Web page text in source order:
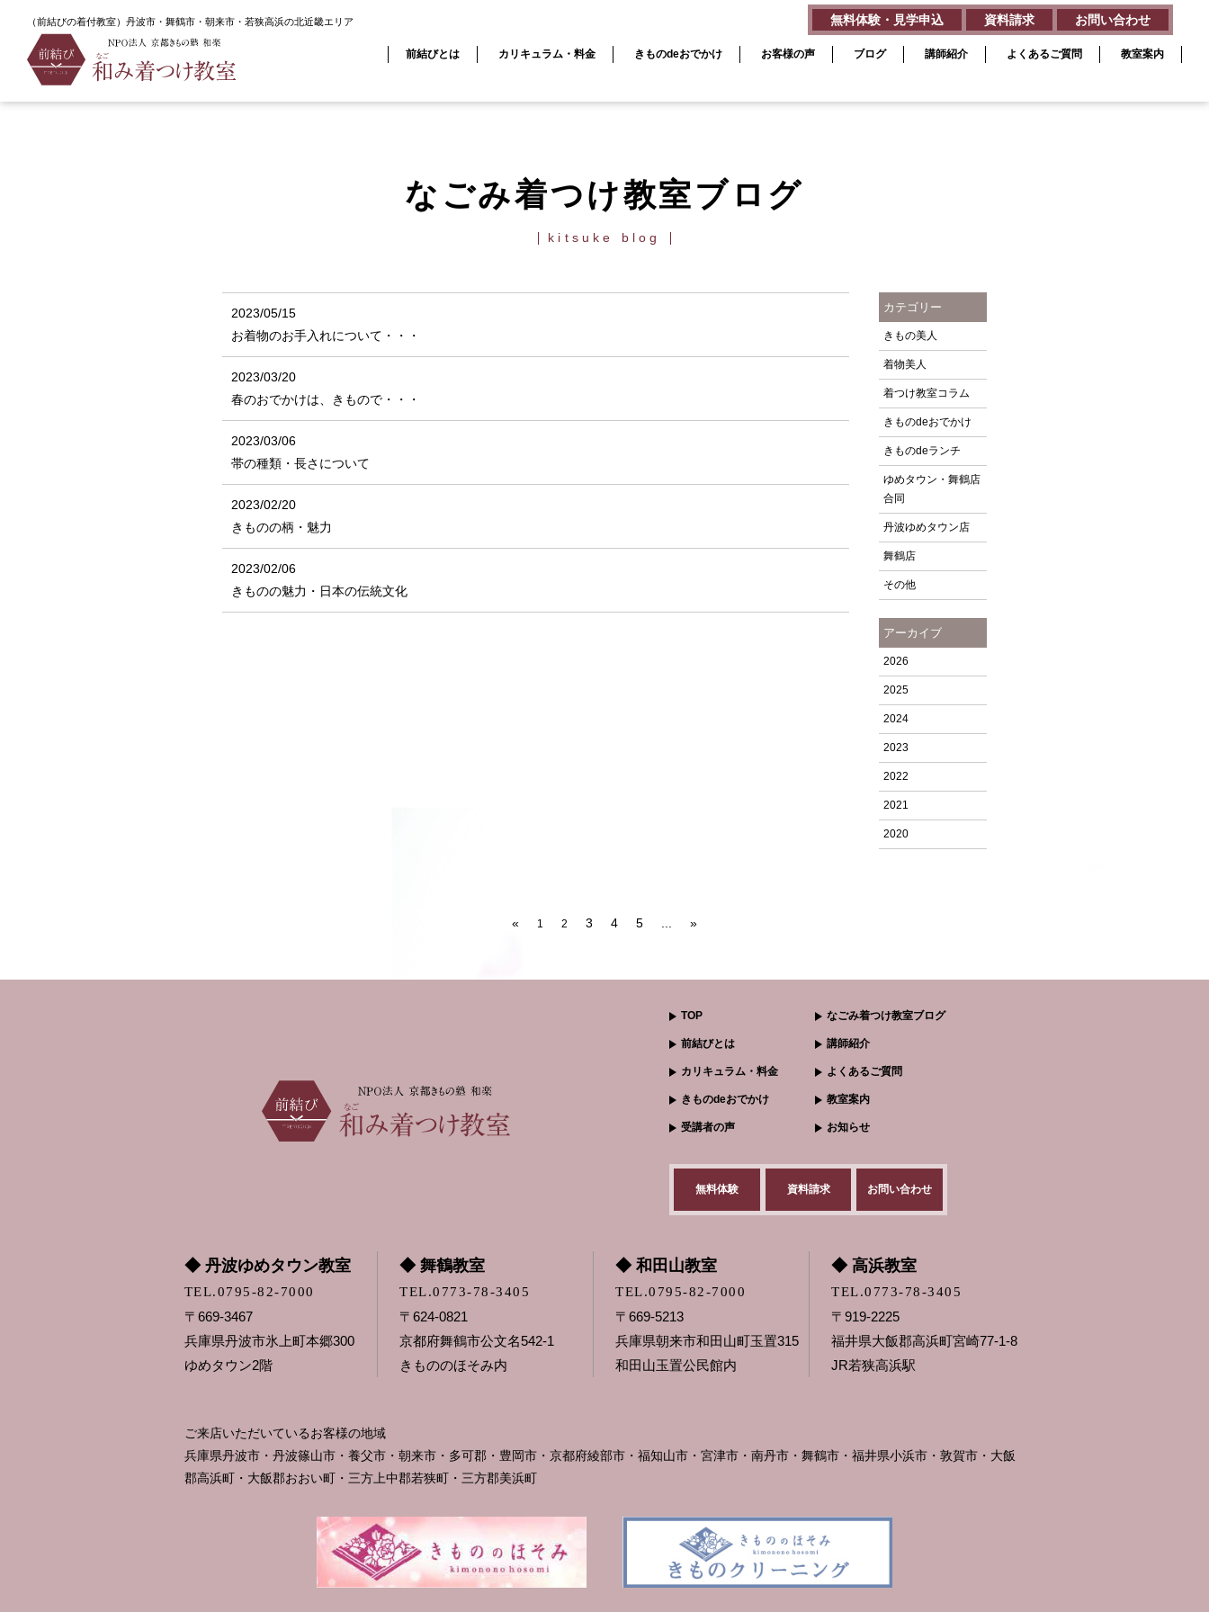
（前結びの着付教室）丹波市・舞鶴市・朝来市・若狭高浜の北近畿エリア
前結びとは カリキュラム・料金 きものdeおでかけ お客様の声 ブログ 講師紹介 よくあるご質問 教室案内
無料体験・見学申込 資料請求 お問い合わせ
TOP なごみ着つけ教室ブログ
なごみ着つけ教室ブログ
kitsuke blog
2023/05/15
お着物のお手入れについて・・・
2023/03/20
春のおでかけは、きもので・・・
2023/03/06
帯の種類・長さについて
2023/02/20
きものの柄・魅力
2023/02/06
きものの魅力・日本の伝統文化
カテゴリー
きもの美人
着物美人
着つけ教室コラム
きものdeおでかけ
きものdeランチ
ゆめタウン・舞鶴店
合同
丹波ゆめタウン店
舞鶴店
その他
アーカイブ
2026
2025
2024
2023
2022
2021
2020
« 1 2 3 4 5 »
TOP
前結びとは
カリキュラム・料金
きものdeおでかけ
受講者の声
なごみ着つけ教室ブログ
講師紹介
よくあるご質問
教室案内
お知らせ
無料体験 資料請求 お問い合わせ
◆ 丹波ゆめタウン教室
TEL.0795-82-7000
〒669-3467
兵庫県丹波市氷上町本郷300
ゆめタウン2階
◆ 舞鶴教室
TEL.0773-78-3405
〒624-0821
京都府舞鶴市公文名542-1
きもののほそみ内
◆ 和田山教室
TEL.0795-82-7000
〒669-5213
兵庫県朝来市和田山町玉置315
和田山玉置公民館内
◆ 高浜教室
TEL.0773-78-3405
〒919-2225
福井県大飯郡高浜町宮崎77-1-8
JR若狭高浜駅
ご来店いただいているお客様の地域
兵庫県丹波市・丹波篠山市・養父市・朝来市・多可郡・豊岡市・京都府綾部市・福知山市・宮津市・南丹市・舞鶴市・福井県小浜市・敦賀市・大飯
郡高浜町・大飯郡おおい町・三方上中郡若狭町・三方郡美浜町